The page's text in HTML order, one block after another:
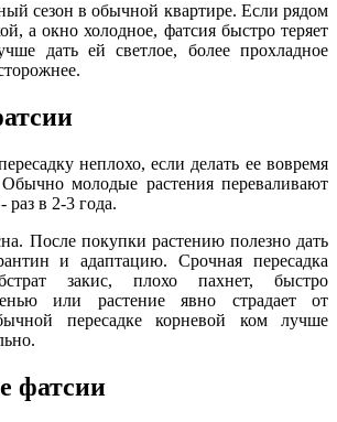
сезон в обычной квартире. Если рядом
а окно холодное, фатсия быстро теряет
дать ей светлое, более прохладное
неплохо, если делать ее вовремя
молодые растения переваливают
раз в 2-3 года.
После покупки растению полезно дать
и адаптацию. Срочная пересадка
закис, плохо пахнет, быстро
или растение явно страдает от
пересадке корневой ком лучше
фатсии